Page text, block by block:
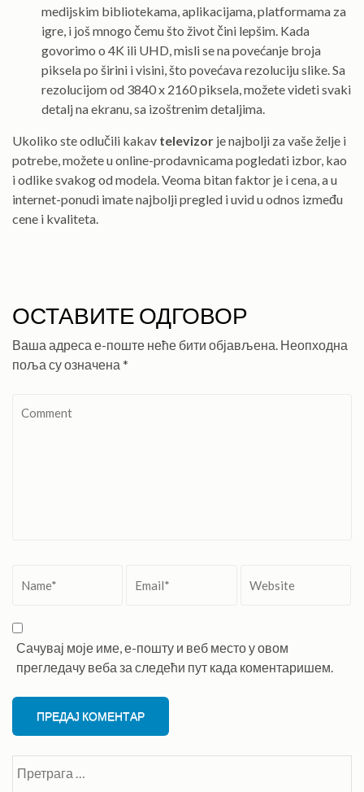
medijskim bibliotekama, aplikacijama, platformama za
igre, i još mnogo čemu što život čini lepšim. Kada
govorimo o 4K ili UHD, misli se na povećanje broja
piksela po širini i visini, što povećava rezoluciju slike. Sa
rezolucijom od 3840 x 2160 piksela, možete videti svaki
detalj na ekranu, sa izoštrenim detaljima.
Ukoliko ste odlučili kakav televizor je najbolji za vaše želje i
potrebe, možete u online-prodavnicama pogledati izbor, kao
i odlike svakog od modela. Veoma bitan faktor je i cena, a u
internet-ponudi imate najbolji pregled i uvid u odnos između
cene i kvaliteta.
ОСТАВИТЕ ОДГОВОР
Ваша адреса е-поште неће бити објављена. Неопходна
поља су означена *
Сачувај моје име, е-пошту и веб место у овом
прегледачу веба за следећи пут када коментаришем.